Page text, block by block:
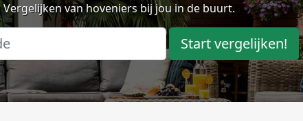
Vergelijken van hoveniers bij jou in de buurt.
Start vergelijken!